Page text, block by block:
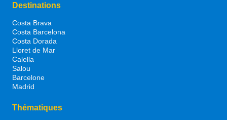
Destinations
Costa Brava
Costa Barcelona
Costa Dorada
Lloret de Mar
Calella
Salou
Barcelone
Madrid
Thématiques